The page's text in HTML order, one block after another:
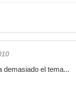
demasiado el tema...